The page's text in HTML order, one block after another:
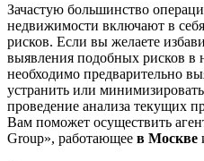
Зачастую большинство
недвижимости включают в
рисков. Если вы желаете
выявления подобных рисков
необходимо предварительно
устранить или
проведение анализа текущих
Вам поможет осуществить
Group», работающее в Москве